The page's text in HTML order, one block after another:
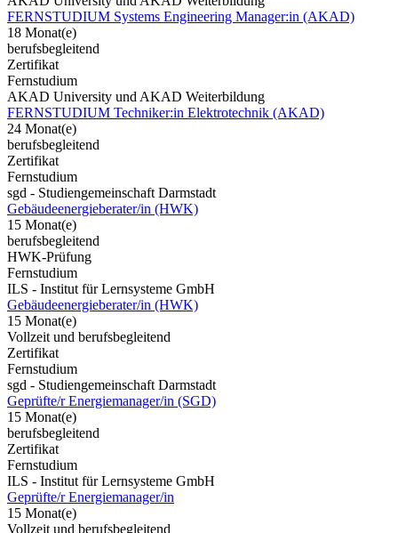
FERNSTUDIUM Systems Engineering Manager:in (AKAD)
18 Monat(e)
berufsbegleitend
Zertifikat
Fernstudium
AKAD University und AKAD Weiterbildung
FERNSTUDIUM Techniker:in Elektrotechnik (AKAD)
24 Monat(e)
berufsbegleitend
Zertifikat
Fernstudium
sgd - Studiengemeinschaft Darmstadt
Gebäudeenergieberater/in (HWK)
15 Monat(e)
berufsbegleitend
HWK-Prüfung
Fernstudium
ILS - Institut für Lernsysteme GmbH
Gebäudeenergieberater/in (HWK)
15 Monat(e)
Vollzeit und berufsbegleitend
Zertifikat
Fernstudium
sgd - Studiengemeinschaft Darmstadt
Geprüfte/r Energiemanager/in (SGD)
15 Monat(e)
berufsbegleitend
Zertifikat
Fernstudium
ILS - Institut für Lernsysteme GmbH
Geprüfte/r Energiemanager/in
15 Monat(e)
Vollzeit und berufsbegleitend